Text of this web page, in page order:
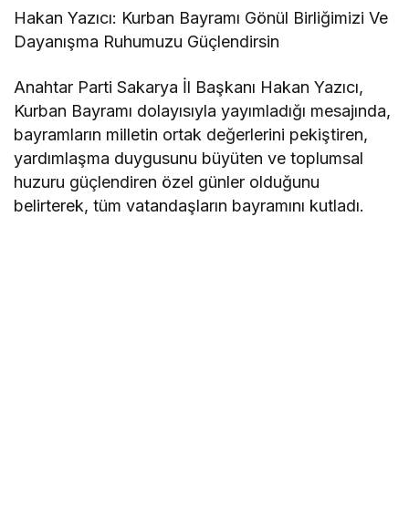
Hakan Yazıcı: Kurban Bayramı Gönül Birliğimizi Ve
Dayanışma Ruhumuzu Güçlendirsin
Anahtar Parti Sakarya İl Başkanı Hakan Yazıcı,
Kurban Bayramı dolayısıyla yayımladığı mesajında,
bayramların milletin ortak değerlerini pekiştiren,
yardımlaşma duygusunu büyüten ve toplumsal
huzuru güçlendiren özel günler olduğunu
belirterek, tüm vatandaşların bayramını kutladı.